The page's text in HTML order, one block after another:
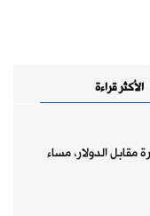
الأكثر قراءة
الدولار، مساء